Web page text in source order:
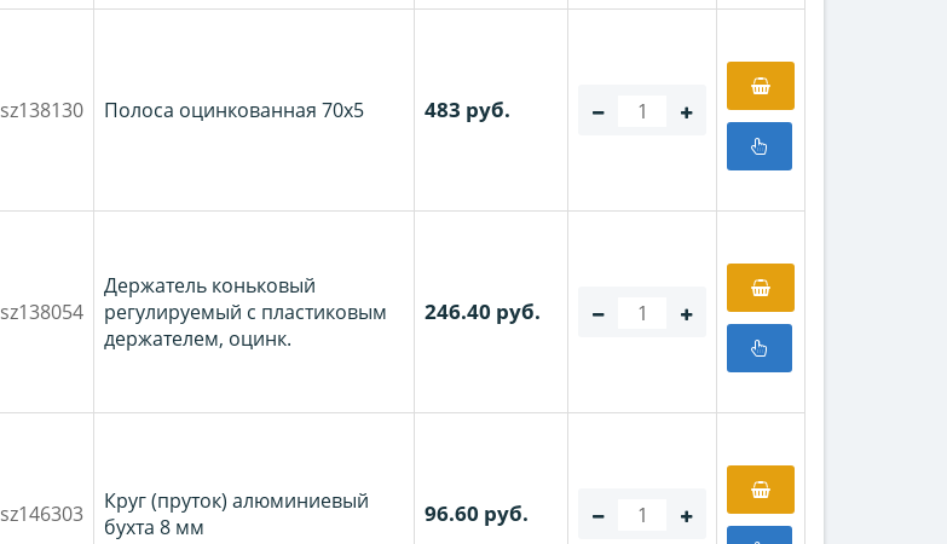
sz138130 Полоса оцинкованная 70х5 483 руб.
sz138054
Держатель коньковый
регулируемый с пластиковым
держателем, оцинк.
246.40 руб.
sz146303
Круг (пруток) алюминиевый
бухта 8 мм
96.60 руб.